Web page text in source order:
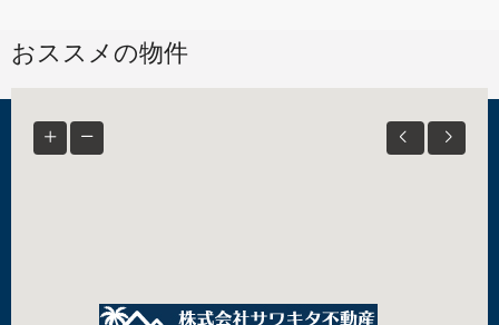
おススメの物件
© SAWAKITA Inc. - All rights reserved